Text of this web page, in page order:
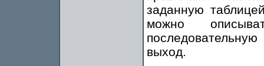
заданную
можно
выход.